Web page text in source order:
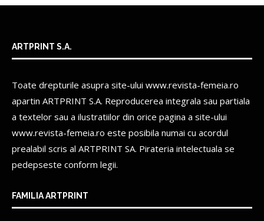
ARTPRINT S.A.
Toate drepturile asupra site-ului www.revista-femeia.ro
apartin ARTPRINT S.A. Reproducerea integrala sau partiala
a textelor sau a ilustratiilor din orice pagina a site-ului
www.revista-femeia.ro este posibila numai cu acordul
prealabil scris al ARTPRINT SA. Pirateria intelectuala se
pedepseste conform legii.
FAMILIA ARTPRINT